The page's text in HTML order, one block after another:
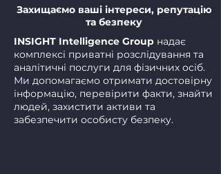
Захищаємо ваші інтереси, репутацію
та безпеку
INSIGHT Intelligence Group надає
комплексі приватні розслідування та
аналітичні послуги для фізичних осіб.
Ми допомагаємо отримати достовірну
інформацію, перевірити факти, знайти
людей, захистити активи та
забезпечити особисту безпеку.